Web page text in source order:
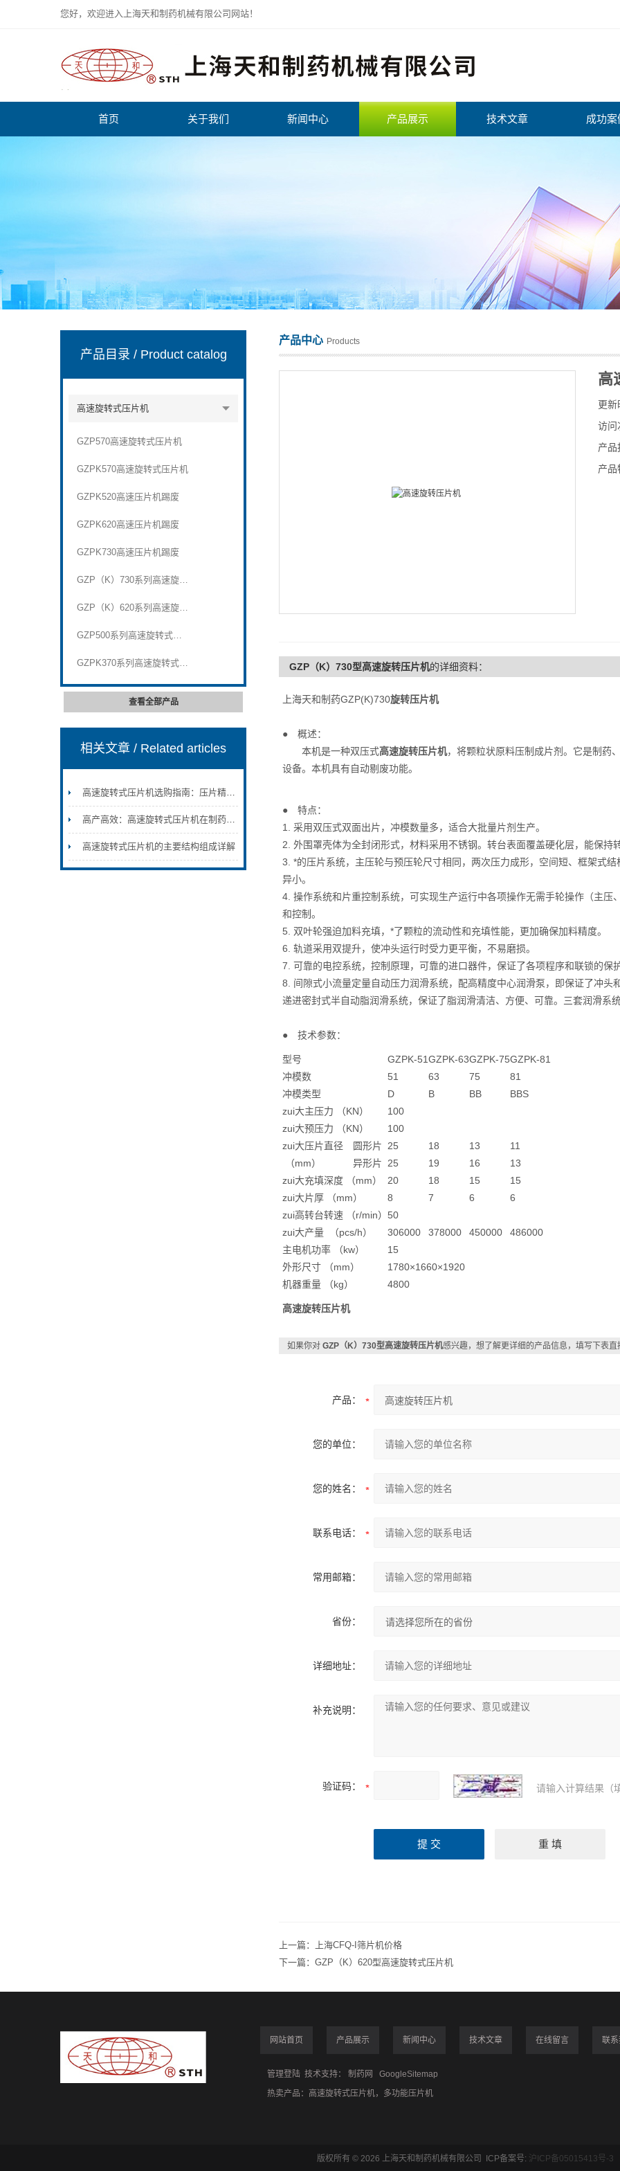
您好，欢迎进入上海天和制药机械有限公司网站！
首页 关于我们 新闻中心 产品展示 技术文章 成功案
产品目录 / Product catalog
高速旋转式压片机
GZP570高速旋转式压片机
GZPK570高速旋转式压片机
GZPK520高速压片机踢废
GZPK620高速压片机踢废
GZPK730高速压片机踢废
GZP（K）730系列高速旋转式压片机
GZP（K）620系列高速旋转式压片机
GZP500系列高速旋转式压片机
GZPK370系列高速旋转式压片机
查看全部产品
相关文章/ Related articles
高速旋转式压片机选购指南：压片精度与产能效率解析
高产高效：高速旋转式压片机在制药与食品片剂生产中的优势
高速旋转式压片机的主要结构组成详解
产品中心 Products
高
更新
访问
产品
产品
GZP（K）730型高速旋转压片机的详细资料：
上海天和制药GZP(K)730旋转压片机
● 概述：
本机是一种双压式高速旋转压片机，将颗粒状原料压制成片剂。它是制药
设备。本机具有自动剔废功能。
● 特点：
1. 采用双压式双面出片，冲模数量多，适合大批量片剂生产。
2. 外围罩壳体为全封闭形式，材料采用不锈钢。转台表面覆盖硬化层，能保持
3. *的压片系统，主压轮与预压轮尺寸相同，两次压力成形，空间短、框架式
异小。
4. 操作系统和片重控制系统，可实现生产运行中各项操作无需手轮操作（主压
和控制。
5. 双叶轮强迫加料充填，*了颗粒的流动性和充填性能，更加确保加料精度。
6. 轨道采用双提升，使冲头运行时受力更平衡，不易磨损。
7. 可靠的电控系统，控制原理，可靠的进口器件，保证了各项程序和联锁的保
8. 间隙式小流量定量自动压力润滑系统，配高精度中心润滑泵，即保证了冲头
递进密封式半自动脂润滑系统，保证了脂润滑清洁、方便、可靠。三套润滑系
● 技术参数：
型号 GZPK-51GZPK-63GZPK-75GZPK-81
冲模数
51 63 75
81
冲模类型
D B BB
BBS
zui大主压力 （KN）
100
zui大预压力 （KN）
100
zui大压片直径
圆形片 25 18 13
11
（mm）
异形片 25 19 16
13
zui大充填深度 （mm）
20 18 15
15
zui大片厚 （mm）
8 7 6
6
zui高转台转速 （r/min） 50
zui大产量 （pcs/h）
306000 378000 450000
486000
主电机功率 （kw）
15
外形尺寸 （mm）
1780×1660×1920
机器重量 （kg）
4800
高速旋转压片机
如果你对 GZP（K）730型高速旋转压片机感兴趣，想了解更详细的产品信息，填写下表直
产品：
您的单位：
您的姓名：
联系电话：
常用邮箱：
省份：
详细地址：
补充说明：
验证码： 请输入计算结果（
上一篇：
上海CFQ-I筛片机价格
下一篇： GZP（K）620型高速旋转式压片机
网站首页 产品展示 新闻中心 技术文章 在线留言 联系
管理登陆 技术支持： 制药网
GoogleSitemap
热卖产品： 高速旋转式压片机， 多功能压片机
版权所有 © 2026 上海天和制药机械有限公司 ICP备案号: 沪ICP备05015413号-3